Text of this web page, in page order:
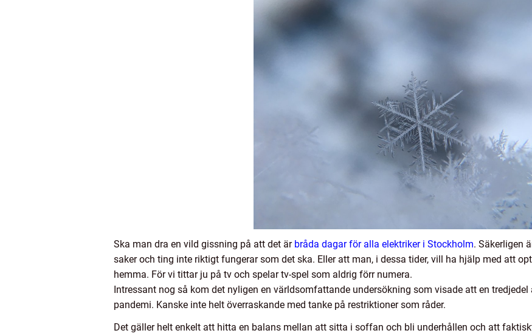
Ska man dra en vild gissning på att det är bråda dagar för alla elektriker i Stockholm. Säkerligen
saker och ting inte riktigt fungerar som det ska. Eller att man, i dessa tider, vill ha hjälp med att
hemma. För vi tittar ju på tv och spelar tv-spel som aldrig förr numera.
Intressant nog så kom det nyligen en världsomfattande undersökning som visade att en
pandemi. Kanske inte helt överraskande med tanke på restriktioner som råder.
Det gäller helt enkelt att hitta en balans mellan att sitta i soffan och bli underhållen och att